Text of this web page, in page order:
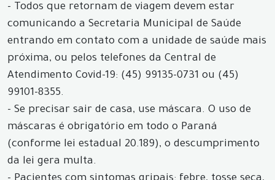
- Todos que retornam de viagem devem estar
comunicando a Secretaria Municipal de Saúde
entrando em contato com a unidade de saúde mais
próxima, ou pelos telefones da Central de
Atendimento Covid-19: (45) 99135-0731 ou (45)
99101-8355.
- Se precisar sair de casa, use máscara. O uso de
máscaras é obrigatório em todo o Paraná
(conforme lei estadual 20.189), o descumprimento
da lei gera multa.